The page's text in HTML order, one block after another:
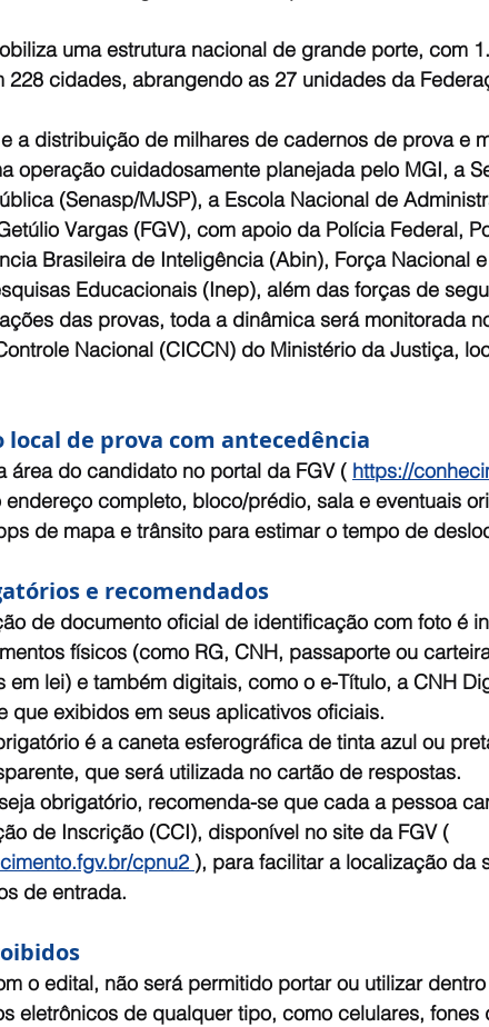
uma estrutura nacional de grande porte, com
228 cidades, abrangendo as 27 unidades da
a distribuição de milhares de cadernos de prova e
operação cuidadosamente planejada pelo MGI, a
(Senasp/MJSP), a Escola Nacional de
Vargas (FGV), com apoio da Polícia Federal,
Brasileira de Inteligência (Abin), Força Nacional
Educacionais (Inep), além das forças de
das provas, toda a dinâmica será monitorada
Nacional (CICCN) do Ministério da Justiça,
local de prova com antecedência
área do candidato no portal da FGV ( https://
endereço completo, bloco/prédio, sala e eventuais
de mapa e trânsito para estimar o tempo de
e recomendados
de documento oficial de identificação com foto é
físicos (como RG, CNH, passaporte ou
em lei) e também digitais, como o e-Título, a CNH
que exibidos em seus aplicativos oficiais.
é a caneta esferográfica de tinta azul ou
que será utilizada no cartão de respostas.
obrigatório, recomenda-se que cada a pessoa
de Inscrição (CCI), disponível no site da FGV (
cpnu2 ), para facilitar a localização da
de entrada.
o edital, não será permitido portar ou utilizar
eletrônicos de qualquer tipo, como celulares, fones